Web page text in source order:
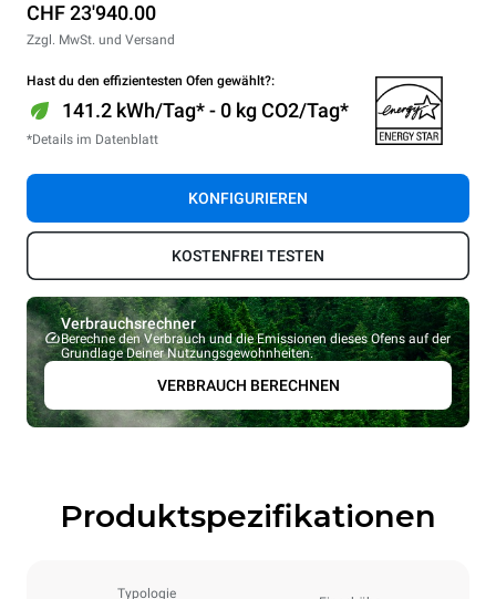
CHF 23'940.00
Zzgl. MwSt. und Versand
Hast du den effizientesten Ofen gewählt?:
141.2 kWh/Tag* - 0 kg CO2/Tag*
*Details im Datenblatt
KONFIGURIEREN
KOSTENFREI TESTEN
Verbrauchsrechner
Berechne den Verbrauch und die Emissionen dieses Ofens auf der
Grundlage Deiner Nutzungsgewohnheiten.
VERBRAUCH BERECHNEN
Produktspezifikationen
Typologie